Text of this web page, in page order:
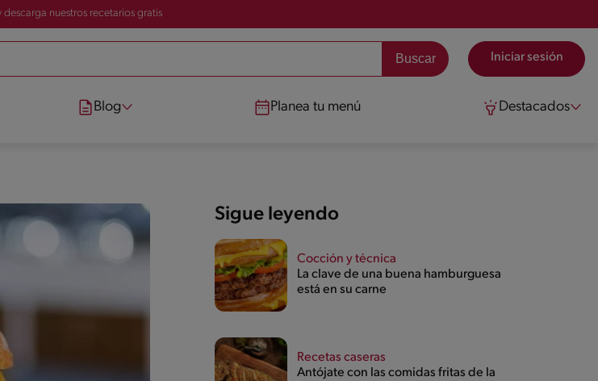
descarga nuestros recetarios gratis
Iniciar sesión
Blog Planea tu menú Destacados
Sigue leyendo
Cocción y técnica
La clave de una buena hamburguesa
está en su carne
Recetas caseras
Antójate con las comidas fritas de la